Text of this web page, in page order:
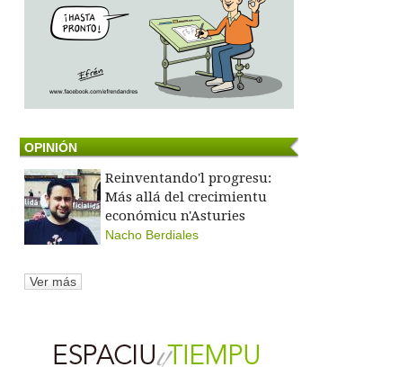
OPINIÓN
Reinventando'l progresu:
Más allá del crecimientu
económicu n'Asturies
Nacho Berdiales
Ver más